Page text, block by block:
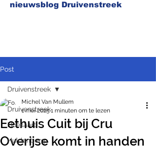
nieuwsblog Druivenstreek
Post
Druivenstreek
Hoeilaart
Huldenberg
Druivenstreek
Eethuis Cuit bij Cru
Overijse komt in handen
Michel Van Mullem
1 mei 20251 minuten om te lezen